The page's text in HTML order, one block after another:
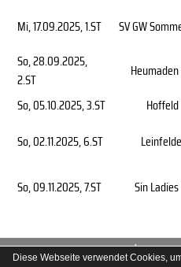
Mi, 17.09.2025, 1.ST SV GW
So, 28.09.2025,
2.ST
So, 05.10.2025, 3.ST
So, 02.11.2025, 6.ST
So, 09.11.2025, 7.ST Sin
Diese Webseite verwendet Cookies,